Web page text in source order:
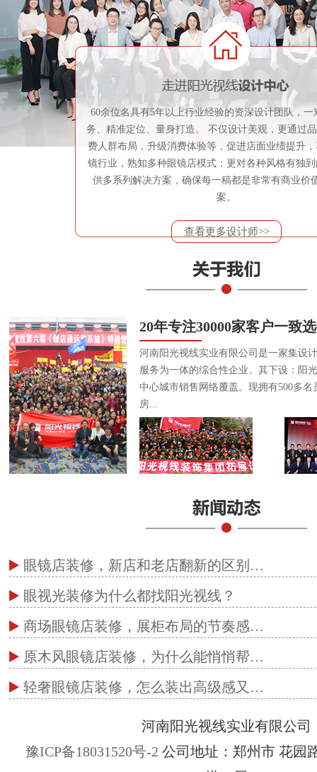
60余位名具有5年以上行业经验的资深设计团队，一
务、精准定位、量身打造。 不仅设计美观，更通过
费人群布局，升级消费体验等，促进店面业绩提升
镜行业，熟知多种眼镜店模式；更对各种风格有独
供多系列解决方案，确保每一稿都是非常有商业价
案。
查看更多设计师>>
20年专注30000家客户一致
河南阳光视线实业有限公司是一家集设
服务为一体的综合性企业。其下设：阳
中心城市销售网络覆盖。现拥有500多
房...
眼镜店装修，新店和老店翻新的区别…
眼视光装修为什么都找阳光视线？
商场眼镜店装修，展柜布局的节奏感…
原木风眼镜店装修，为什么能悄悄帮…
轻奢眼镜店装修，怎么装出高级感又…
河南阳光视线实业有限公司
豫ICP备18031520号-2 公司地址：郑州市 花园